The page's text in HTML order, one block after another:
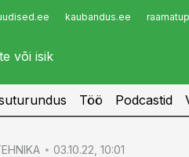
kaubandus.ee
Infopank
Töö Podcastid
03.10.22, 10:01